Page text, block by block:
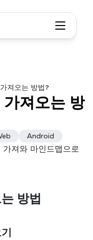
져오는 방법?
져오는 방
Android
가져와 마인드맵으로
방법